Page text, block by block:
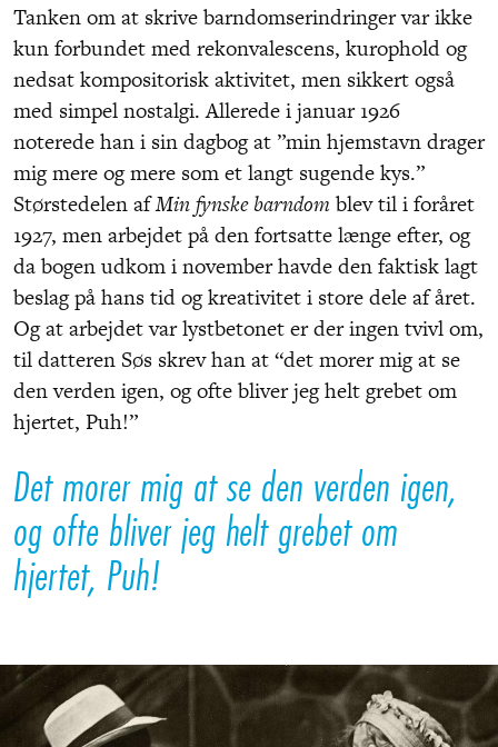
Tanken om at skrive barndomserindringer var ikke
kun forbundet med rekonvalescens, kurophold og
nedsat kompositorisk aktivitet, men sikkert også
med simpel nostalgi. Allerede i januar 1926
noterede han i sin dagbog at ”min hjemstavn drager
mig mere og mere som et langt sugende kys.”
Størstedelen afMin fynske barndomblev til i foråret
1927, men arbejdet på den fortsatte længe efter, og
da bogen udkom i november havde den faktisk lagt
beslag på hans tid og kreativitet i store dele af året.
Og at arbejdet var lystbetonet er der ingen tvivl om,
til datteren Søs skrev han at “det morer mig at se
den verden igen, og ofte bliver jeg helt grebet om
hjertet, Puh!”
Det morer mig at se den verden igen,
og ofte bliver jeg helt grebet om
hjertet, Puh!